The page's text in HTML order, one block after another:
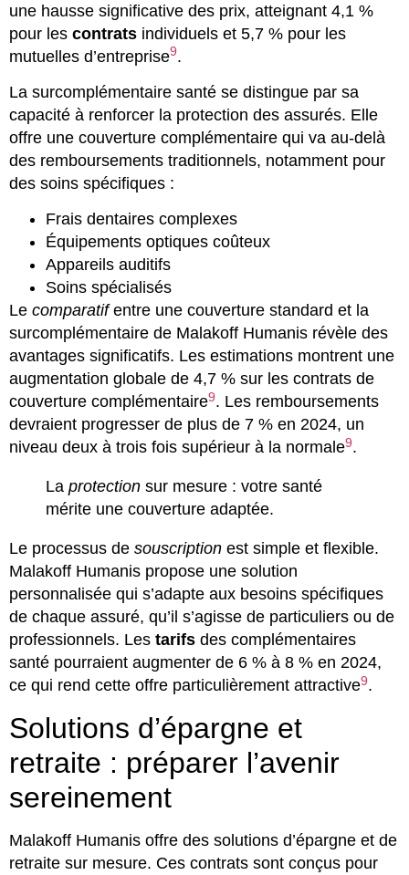
une hausse significative des prix, atteignant 4,1 %
pour les contrats individuels et 5,7 % pour les
mutuelles d’entreprise9.
La surcomplémentaire santé se distingue par sa
capacité à renforcer la protection des assurés. Elle
offre une couverture complémentaire qui va au-delà
des remboursements traditionnels, notamment pour
des soins spécifiques :
Frais dentaires complexes
Équipements optiques coûteux
Appareils auditifs
Soins spécialisés
Le comparatifentre une couverture standard et la
surcomplémentaire de Malakoff Humanis révèle des
avantages significatifs. Les estimations montrent une
augmentation globale de 4,7 % sur les contrats de
couverture complémentaire9. Les remboursements
devraient progresser de plus de 7 % en 2024, un
niveau deux à trois fois supérieur à la normale9.
La protection sur mesure : votre santé
mérite une couverture adaptée.
Le processus de souscription est simple et flexible.
Malakoff Humanis propose une solution
personnalisée qui s’adapte aux besoins spécifiques
de chaque assuré, qu’il s’agisse de particuliers ou de
professionnels. Les tarifs des complémentaires
santé pourraient augmenter de 6 % à 8 % en 2024,
ce qui rend cette offre particulièrement attractive9.
Solutions d’épargne et
retraite : préparer l’avenir
sereinement
Malakoff Humanis offre des solutions d’épargne et de
retraite sur mesure. Ces contrats sont conçus pour